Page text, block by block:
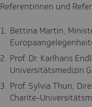
Referentinnen und
Bettina Martin,
Prof. Dr. Karlhans
Universitätsmedizin
Prof. Sylvia Thun,
Charite-